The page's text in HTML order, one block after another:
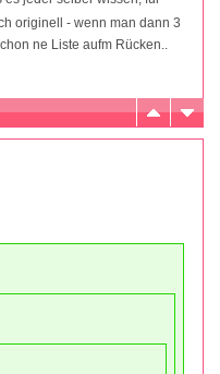
originell - wenn man dann 3
ne Liste aufm Rücken..